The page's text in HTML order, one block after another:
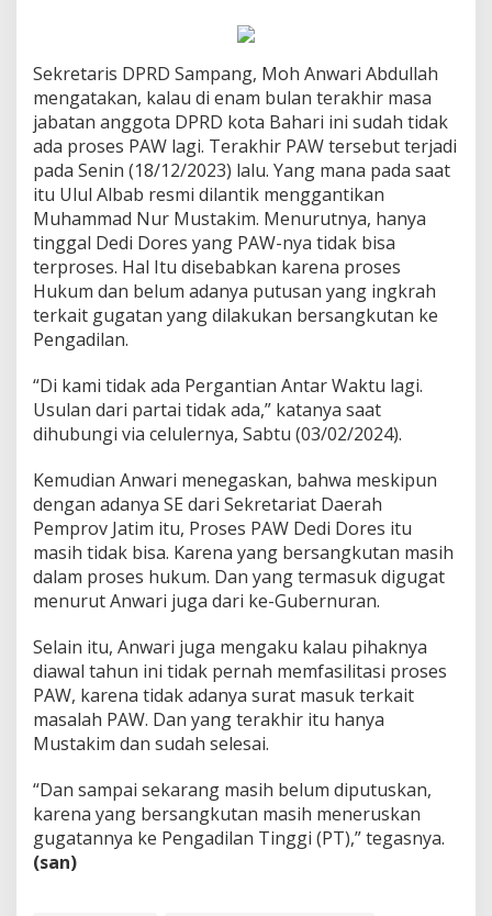
Sekretaris DPRD Sampang, Moh Anwari Abdullah
mengatakan, kalau di enam bulan terakhir masa
jabatan anggota DPRD kota Bahari ini sudah tidak
ada proses PAW lagi. Terakhir PAW tersebut terjadi
pada Senin (18/12/2023) lalu. Yang mana pada saat
itu Ulul Albab resmi dilantik menggantikan
Muhammad Nur Mustakim. Menurutnya, hanya
tinggal Dedi Dores yang PAW-nya tidak bisa
terproses. Hal Itu disebabkan karena proses
Hukum dan belum adanya putusan yang ingkrah
terkait gugatan yang dilakukan bersangkutan ke
Pengadilan.
“Di kami tidak ada Pergantian Antar Waktu lagi.
Usulan dari partai tidak ada,” katanya saat
dihubungi via celulernya, Sabtu (03/02/2024).
Kemudian Anwari menegaskan, bahwa meskipun
dengan adanya SE dari Sekretariat Daerah
Pemprov Jatim itu, Proses PAW Dedi Dores itu
masih tidak bisa. Karena yang bersangkutan masih
dalam proses hukum. Dan yang termasuk digugat
menurut Anwari juga dari ke-Gubernuran.
Selain itu, Anwari juga mengaku kalau pihaknya
diawal tahun ini tidak pernah memfasilitasi proses
PAW, karena tidak adanya surat masuk terkait
masalah PAW. Dan yang terakhir itu hanya
Mustakim dan sudah selesai.
“Dan sampai sekarang masih belum diputuskan,
karena yang bersangkutan masih meneruskan
gugatannya ke Pengadilan Tinggi (PT),” tegasnya.
(san)